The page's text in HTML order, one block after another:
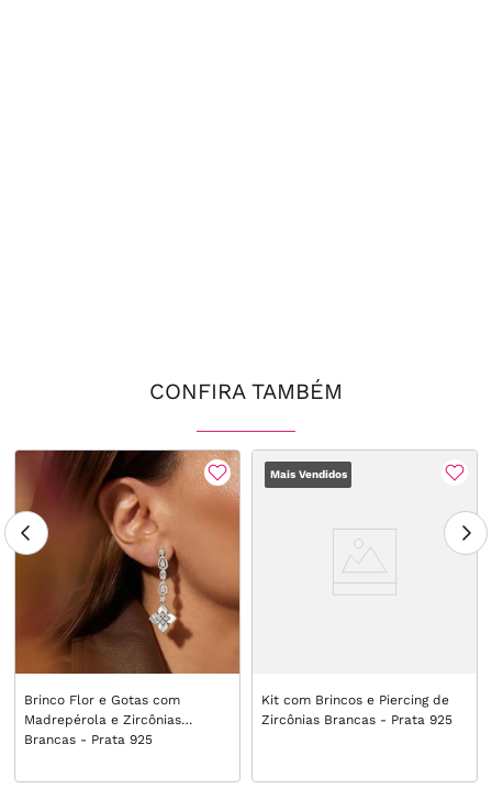
CONFIRA TAMBÉM
Brinco Flor e Gotas com
Madrepérola e Zircônias
Brancas - Prata 925
Mais Vendidos
Kit com Brincos e Piercing de
Zircônias Brancas - Prata 925